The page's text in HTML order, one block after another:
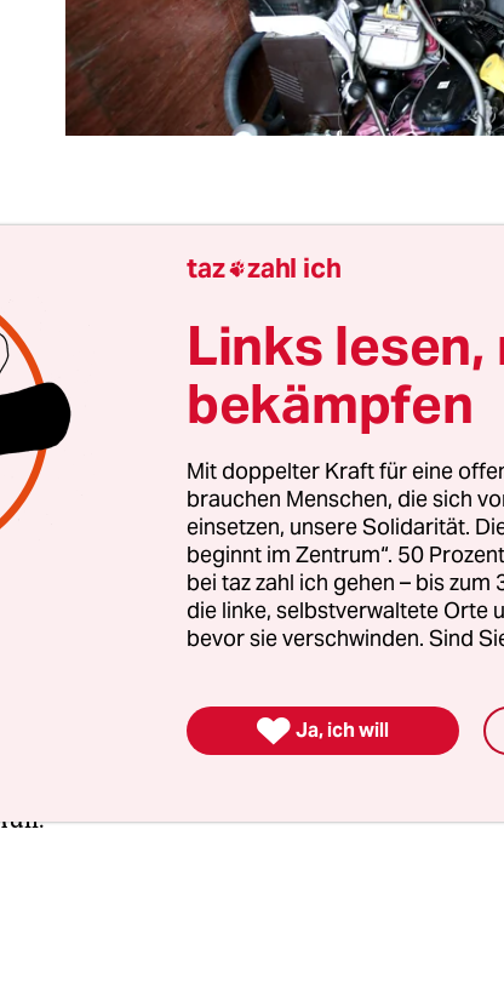
zwölf Monate ein neues Smartphone, und ein
auch schneller kaputt als vor zehn Jahren.
– oder das, was Hersteller und
Höchste Zeit also, dass die
die Regeln für die Entsorgung auf den
Doch wie sie es machen will, das ist
beginnt bei der Herstellung. Schon da
die Zukunft stellen. Zum einen für die
Je besser zu reparieren, desto länger
Erstkäufer oder nach einem Weiterverkauf.
sowie die enthaltenen
werden – oder ob sie nur als
taz zahl ich
Links
bekämpfen
Mit doppelter Kraft für eine
brauchen Menschen, die sich
einsetzen, unsere Solidarität.
beginnt im Zentrum“. 50
bei taz zahl ich gehen – bis
die linke, selbstverwaltete Orte
bevor sie verschwinden. Sind
 Ja, ich will